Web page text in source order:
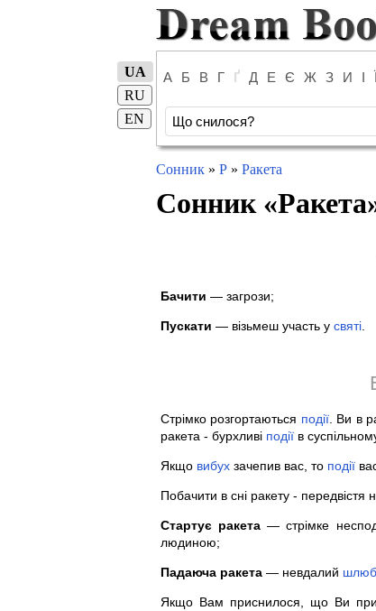
А Б В Г Ґ Д Е Є Ж З И І Ї
UA
RU
EN
Сонник» Р» Ракета
Сонник «Ракета
Бачити — загрози;
Пускати — візьмеш участь у святі.
Стрімко розгортаються події. Ви в
ракета - бурхливі подіїв
Якщо вибухзачепив вас, то події
Побачити в сні ракету -
Стартує ракета— стрімке
людиною;
Падаюча ракета— невдалий шлюб
Якщо Вам приснилося, що Ви